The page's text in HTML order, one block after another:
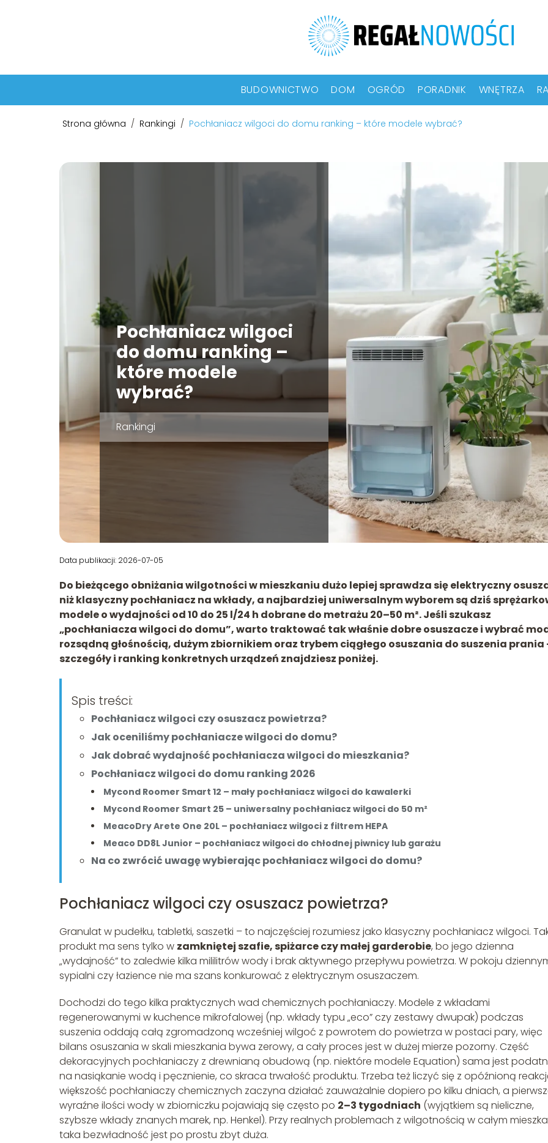
BUDOWNICTWO DOM OGRÓD PORADNIK WNĘTRZA
Strona główna / Rankingi / Pochłaniacz wilgoci do domu ranking – które modele wybrać?
Pochłaniacz wilgoci
do domu ranking –
które modele
wybrać?
Rankingi
Data publikacji: 2026-07-05
Do bieżącego obniżania wilgotności w mieszkaniu dużo lepiej sprawdza się elektryczny
niż klasyczny pochłaniacz na wkłady, a najbardziej uniwersalnym wyborem są dziś
modele o wydajności od10 do 25 l/24 h dobrane do metrażu 20–50 m². Jeśli szukasz
„pochłaniacza wilgoci do domu”, warto traktować tak właśnie dobre osuszacze i wybrać
rozsądną głośnością, dużym zbiornikiem oraz trybem ciągłego osuszania do suszenia prania
szczegóły i ranking konkretnych urządzeń znajdziesz poniżej.
Spis treści:
Pochłaniacz wilgoci czy osuszacz powietrza?
Jak oceniliśmy pochłaniacze wilgoci do domu?
Jak dobrać wydajność pochłaniacza wilgoci do mieszkania?
Pochłaniacz wilgoci do domu ranking 2026
Mycond Roomer Smart 12 – mały pochłaniacz wilgoci do kawalerki
Mycond Roomer Smart 25 – uniwersalny pochłaniacz wilgoci do 50 m²
MeacoDry Arete One 20L – pochłaniacz wilgoci z filtrem HEPA
Meaco DD8L Junior – pochłaniacz wilgoci do chłodnej piwnicy lub garażu
Na co zwrócić uwagę wybierając pochłaniacz wilgoci do domu?
Pochłaniacz wilgoci czy osuszacz powietrza?
Granulat w pudełku, tabletki, saszetki – to najczęściej rozumiesz jako klasyczny pochłaniacz wilgoci.
produkt ma sens tylko w zamkniętej szafie, spiżarce czy małej garderobie, bo jego dzienna
„wydajność” to zaledwie kilka mililitrów wody i brak aktywnego przepływu powietrza. W pokoju
sypialni czy łazience nie ma szans konkurować z elektrycznym osuszaczem.
Dochodzi do tego kilka praktycznych wad chemicznych pochłaniaczy. Modele z wkładami
regenerowanymi w kuchence mikrofalowej (np. wkłady typu „eco” czy zestawy dwupak) podczas
suszenia oddają całą zgromadzoną wcześniej wilgoć z powrotem do powietrza w postaci pary, więc
bilans osuszania w skali mieszkania bywa zerowy, a cały proces jest w dużej mierze pozorny. Część
dekoracyjnych pochłaniaczy z drewnianą obudową (np. niektóre modele Equation) sama jest
na nasiąkanie wodą i pęcznienie, co skraca trwałość produktu. Trzeba też liczyć się z opóźnioną
większość pochłaniaczy chemicznych zaczyna działać zauważalnie dopiero po kilku dniach, a
wyraźne ilości wody w zbiorniczku pojawiają się często po 2–3 tygodniach (wyjątkiem są nieliczne,
szybsze wkłady znanych marek, np. Henkel). Przy realnych problemach z wilgotnością w całym
taka bezwładność jest po prostu zbyt duża.